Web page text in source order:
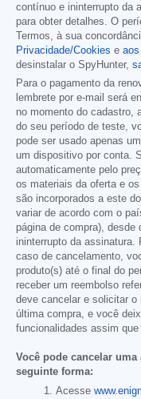
contínuo e ininterrupto da
para obter detalhes. O
Termos, à sua
Privacidade/Cookies e
desinstalar o SpyHunter,
Para o pagamento da
lembrete por e-mail será
no momento do cadastro,
do seu período de teste,
pode ser usado apenas
um dispositivo por conta.
automaticamente pelo
os materiais da oferta e
são incorporados a este
variar de acordo com o
página de compra),
ininterrupto da assinatura.
caso de cancelamento,
produto(s) até o final do
receber um reembolso
deve cancelar e solicitar
última compra, e você
funcionalidades assim
Você pode cancelar
seguinte forma:
Acesse